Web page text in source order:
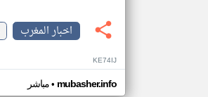
اخبار المغرب
KE74IJ
مباشر• mubasher.info